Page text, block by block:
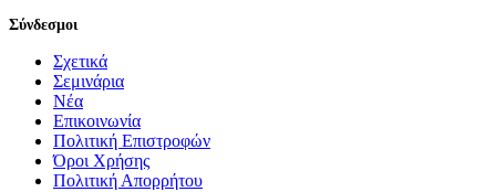
Σύνδεσμοι
Σχετικά
Σεμινάρια
Νέα
Επικοινωνία
Πολιτική Επιστροφών
Όροι Χρήσης
Πολιτική Απορρήτου